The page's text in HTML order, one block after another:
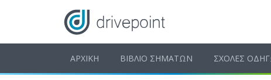
ΑΡΧΙΚΗ ΒΙΒΛΙΟ ΣΗΜΑΤΩΝ ΣΧΟΛΕΣ